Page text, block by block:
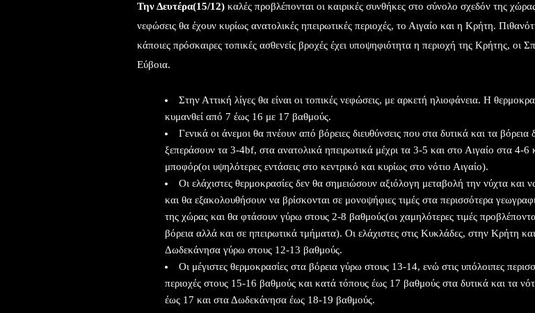
Την Δευτέρα(15/12) καλές προβλέπονται οι καιρικές συνθήκες στο σύνολο σχεδόν της
νεφώσεις θα έχουν κυρίως ανατολικές ηπειρωτικές περιοχές, το Αιγαίο και η Κρήτη.
κάποιες πρόσκαιρες τοπικές ασθενείς βροχές έχει υποψηφιότητα η περιοχή της Κρήτης, οι
Εύβοια.
Στην Αττική λίγες θα είναι οι τοπικές νεφώσεις, με αρκετή ηλιοφάνεια. Η
κυμανθεί από 7 έως 16 με 17 βαθμούς.
Γενικά οι άνεμοι θα πνέουν από βόρειες διευθύνσεις που στα δυτικά και τα βόρεια
ξεπεράσουν τα 3-4bf, στα ανατολικά ηπειρωτικά μέχρι τα 3-5 και στο Αιγαίο στα 4-6
μποφόρ(οι υψηλότερες εντάσεις στο κεντρικό και κυρίως στο νότιο Αιγαίο).
Οι ελάχιστες θερμοκρασίες δεν θα σημειώσουν αξιόλογη μεταβολή την νύχτα και
και θα εξακολουθήσουν να βρίσκονται σε μονοψήφιες τιμές στα περισσότερα
της χώρας και θα φτάσουν γύρω στους 2-8 βαθμούς(οι χαμηλότερες τιμές
βόρεια αλλά και σε ηπειρωτικά τμήματα). Οι ελάχιστες στις Κυκλάδες, στην Κρήτη
Δωδεκάνησα γύρω στους 12-13 βαθμούς.
Οι μέγιστες θερμοκρασίες στα βόρεια γύρω στους 13-14, ενώ στις υπόλοιπες
περιοχές στους 15-16 βαθμούς και κατά τόπους έως 17 βαθμούς στα δυτικά και τα
έως 17 και στα Δωδεκάνησα έως 18-19 βαθμούς.